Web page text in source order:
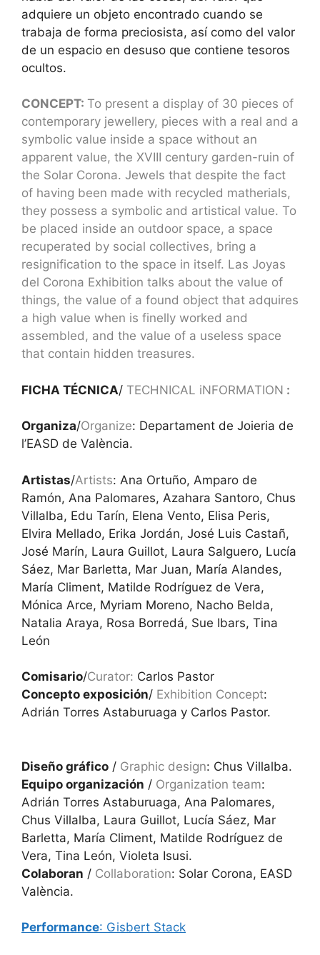
adquiere un objeto encontrado cuando se
trabaja de forma preciosista, así como del valor
de un espacio en desuso que contiene tesoros
ocultos.
CONCEPT: To present a display of 30 pieces of
contemporary jewellery, pieces with a real and a
symbolic value inside a space without an
apparent value, the XVIII century garden-ruin of
the Solar Corona. Jewels that despite the fact
of having been made with recycled matherials,
they possess a symbolic and artistical value. To
be placed inside an outdoor space, a space
recuperated by social collectives, bring a
resignification to the space in itself. Las Joyas
del Corona Exhibition talks about the value of
things, the value of a found object that adquires
a high value when is finelly worked and
assembled, and the value of a useless space
that contain hidden treasures.
FICHA TÉCNICA/ TECHNICAL iNFORMATION :
Organiza/Organize: Departament de Joieria de
l’EASD de València.
Artistas/Artists: Ana Ortuño, Amparo de
Ramón, Ana Palomares, Azahara Santoro, Chus
Villalba, Edu Tarín, Elena Vento, Elisa Peris,
Elvira Mellado, Erika Jordán, José Luis Castañ,
José Marín, Laura Guillot, Laura Salguero, Lucía
Sáez, Mar Barletta, Mar Juan, María Alandes,
María Climent, Matilde Rodríguez de Vera,
Mónica Arce, Myriam Moreno, Nacho Belda,
Natalia Araya, Rosa Borredá, Sue Ibars, Tina
León
Comisario/Curator: Carlos Pastor
Concepto exposición/ Exhibition Concept:
Adrián Torres Astaburuaga y Carlos Pastor.
Diseño gráfico / Graphic design: Chus Villalba.
Equipo organización / Organization team:
Adrián Torres Astaburuaga, Ana Palomares,
Chus Villalba, Laura Guillot, Lucía Sáez, Mar
Barletta, María Climent, Matilde Rodríguez de
Vera, Tina León, Violeta Isusi.
Colaboran / Collaboration: Solar Corona, EASD
València.
Performance: Gisbert Stack